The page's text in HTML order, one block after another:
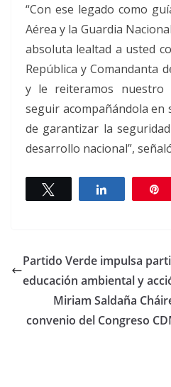
“Con ese legado como
Aérea y la Guardia
absoluta lealtad a usted
República y Comandanta
y le reiteramos nuestro
seguir acompañándola en
de garantizar la
desarrollo nacional”,
Twittear Compartir
Partido Verde impulsa
educación ambiental y
Miriam Saldaña
convenio del Congreso